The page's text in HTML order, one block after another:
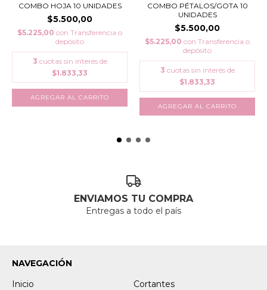
COMBO HOJA 10 UNIDADES
$5.500,00
$5.225,00 con Transferencia o
depósito
3 cuotas sin interés de
$1.833,33
COMBO PÉTALOS/GOTA 10
UNIDADES
$5.500,00
$5.225,00 con Transferencia o
depósito
3 cuotas sin interés de
$1.833,33
ENVIAMOS TU COMPRA
Entregas a todo el país
NAVEGACIÓN
Inicio
Cortantes